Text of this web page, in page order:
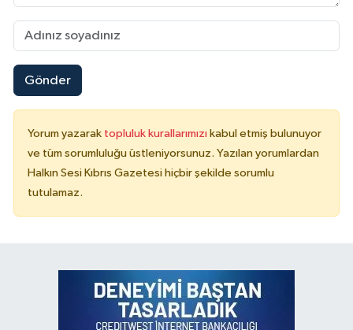
Gönder
Yorum yazarak topluluk kurallarımızı kabul etmiş bulunuyor
ve tüm sorumluluğu üstleniyorsunuz. Yazılan yorumlardan
Halkın Sesi Kıbrıs Gazetesi hiçbir şekilde sorumlu
tutulamaz.